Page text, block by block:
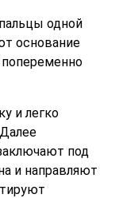
одной
основание
попеременно
и легко
под
и направляют